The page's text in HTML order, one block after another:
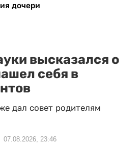
дочери
высказался о
себя в
дал совет родителям
07.08.2026, 23:46